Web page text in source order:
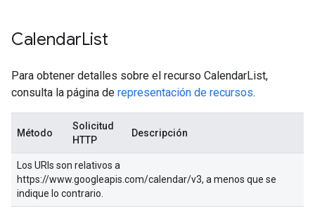
CalendarList
Para obtener detalles sobre el recurso CalendarList,
consulta la página de representación de recursos.
Método
Solicitud
HTTP
Descripción
Los URIs son relativos a
https://www.googleapis.com/calendar/v3, a menos que se
indique lo contrario.